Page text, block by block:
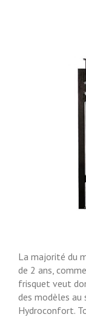
La majorité du
de 2 ans,
frisquet veut
des modèles au
Hydroconfort.